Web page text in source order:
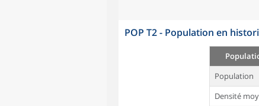
POP T2 - Population en
Population
Densité